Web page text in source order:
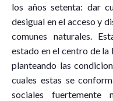
los años setenta: dar
desigual en el acceso y
comunes naturales.
estado en el centro de
planteando las
cuales estas se
sociales fuertemente